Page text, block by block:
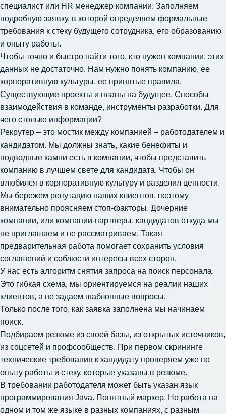
специалист или HR менеджер компании. Заполняем
подробную заявку, в которой определяем формальные
требования к стеку будущего сотрудника, его образованию
и опыту работы.
Чтобы точно и быстро найти того, кто нужен компании, этих
данных не достаточно. Нам нужно понять компанию, ее
корпоративную культуры, ее принятые правила.
Существующие проекты и планы на будущее. Способы
взаимодействия в команде, инструменты разработки. Для
чего столько информации?
Рекрутер – это мостик между компанией – работодателем и
кандидатом. Мы должны знать, какие бенефиты и
подводные камни есть в компании, чтобы представить
компанию в лучшем свете для кандидата. Чтобы он
влюбился в корпоративную культуру и разделил ценности.
Мы бережем репутацию наших клиентов, поэтому
внимательно проясняем стоп-факторы. Дочерние
компании, или компании-партнеры, кандидатов откуда мы
не приглашаем и не рассматриваем. Такая
предварительная работа помогает сохранить условия
соглашений и соблюсти интересы всех сторон.
У нас есть алгоритм снятия запроса на поиск персонала.
Это гибкая схема, мы ориентируемся на реалии наших
клиентов, а не задаем шаблонные вопросы.
Только после того, как заявка заполнена мы начинаем
поиск.
Подбираем резюме из своей базы, из открытых источников,
из соцсетей и профсообществ. При первом скрининге
технические требования к кандидату проверяем уже по
опыту работы и стеку, которые указаны в резюме.
В требовании работодателя может быть указан язык
программирования Java. Понятный маркер. Но работа на
одном и том же языке в разных компаниях, с разным